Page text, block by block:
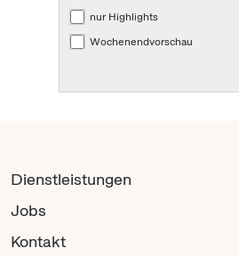
nur Highlights
Wochenendvorschau
Dienstleistungen
Jobs
Kontakt